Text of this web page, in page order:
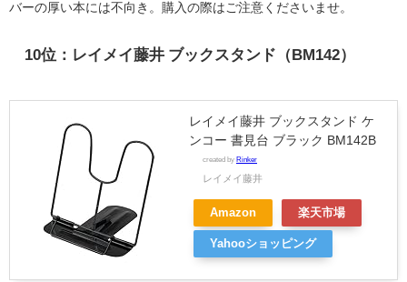
バーの厚い本には不向き。購入の際はご注意くださいませ。
10位：レイメイ藤井 ブックスタンド（BM142）
レイメイ藤井 ブックスタンド ケ
ンコー 書見台 ブラック BM142B
created by Rinker
レイメイ藤井
Amazon 楽天市場
Yahooショッピング